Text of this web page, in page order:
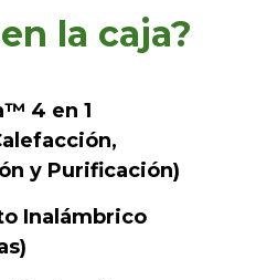
la caja?
4 en 1
y Purificación)
Inalámbrico